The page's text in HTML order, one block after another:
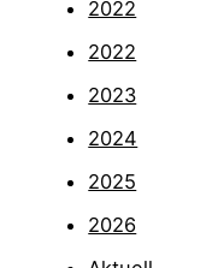
2022
2022
2023
2024
2025
2026